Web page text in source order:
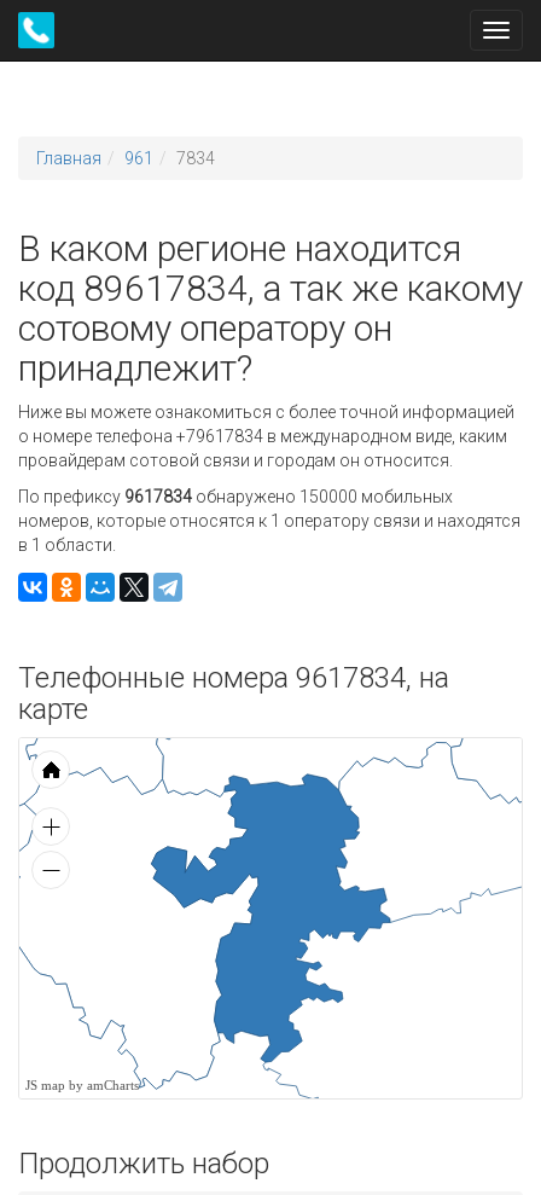
Главная 961 7834
В каком регионе находится
код 89617834, а так же какому
сотовому оператору он
принадлежит?
Ниже вы можете ознакомиться с более точной информацией
о номере телефона +79617834 в международном виде, каким
провайдерам сотовой связи и городам он относится.
По префиксу 9617834 обнаружено 150000 мобильных
номеров, которые относятся к 1 оператору связи и находятся
в 1 области.
Телефонные номера 9617834, на
карте
JS map by amCharts
Продолжить набор